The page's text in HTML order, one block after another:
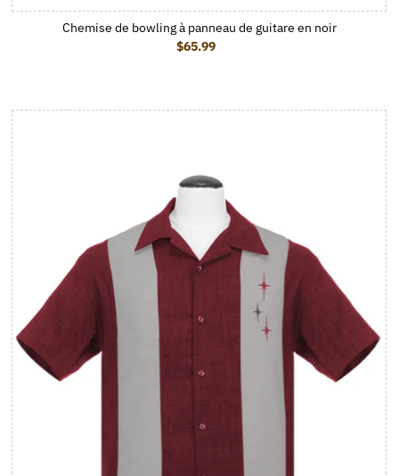
Chemise de bowling à panneau de guitare en noir
Prix ordinaire
$65.99